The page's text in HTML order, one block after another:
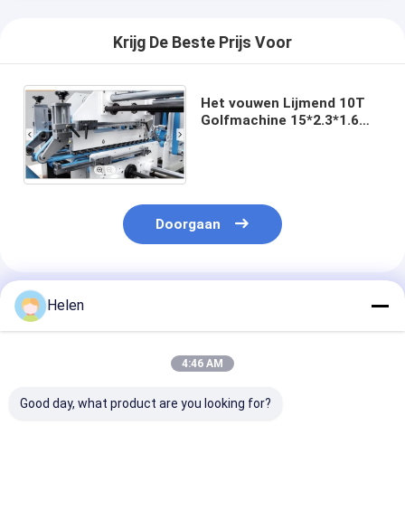
Krijg De Beste Prijs Voor
Het vouwen Lijmend 10T
Golfmachine 15*2.3*1.6m
Doorgaan
Geadviseerde Producten
Helen
4:46 AM
Good day, what product are you looking for?